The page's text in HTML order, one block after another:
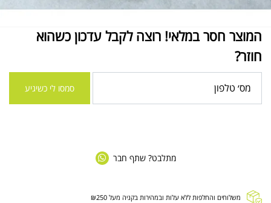
המוצר חסר במלאי! רוצה לקבל עדכון כשהוא
חוזר?
סמסו לי כשיגיע
מתלבט? שתף חבר
משלוחים והחלפות ללא עלות ובמהירות בקניה מעל ₪250